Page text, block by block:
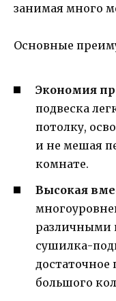
занимая много
Основные
Экономия
подвеска
потолку,
и не мешая
комнате.
Высокая
различными
сушилка-
достаточное
большого